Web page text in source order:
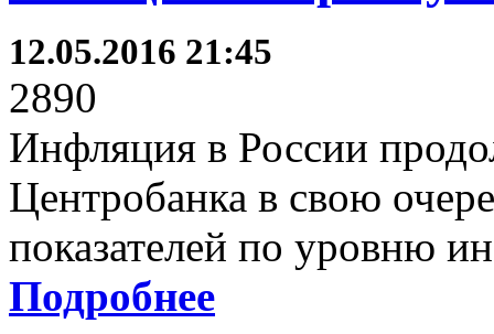
12.05.2016 21:45
2890
Инфляция в России
Центробанка в свою
показателей по уровню
Подробнее